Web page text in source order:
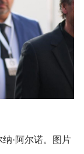
·阿尔诺。图片